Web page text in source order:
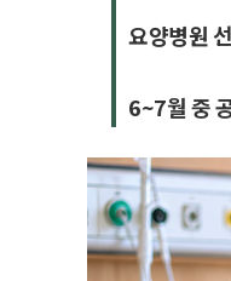
요양병원
6~7월 중